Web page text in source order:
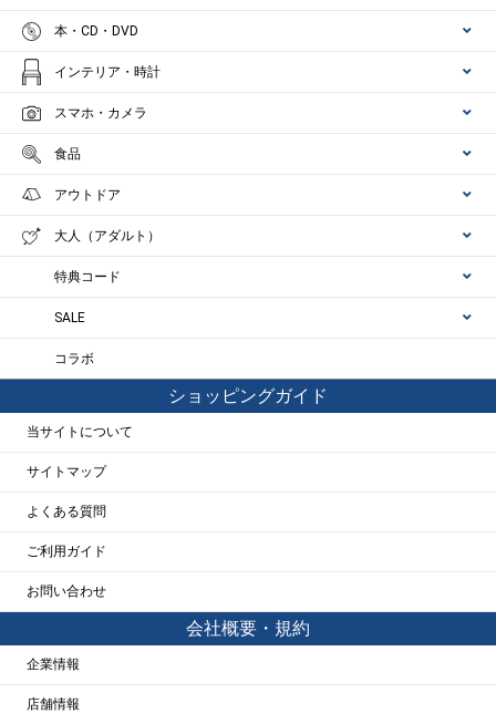
本・CD・DVD
インテリア・時計
スマホ・カメラ
食品
アウトドア
大人（アダルト）
特典コード
SALE
コラボ
ショッピングガイド
当サイトについて
サイトマップ
よくある質問
ご利用ガイド
お問い合わせ
会社概要・規約
企業情報
店舗情報